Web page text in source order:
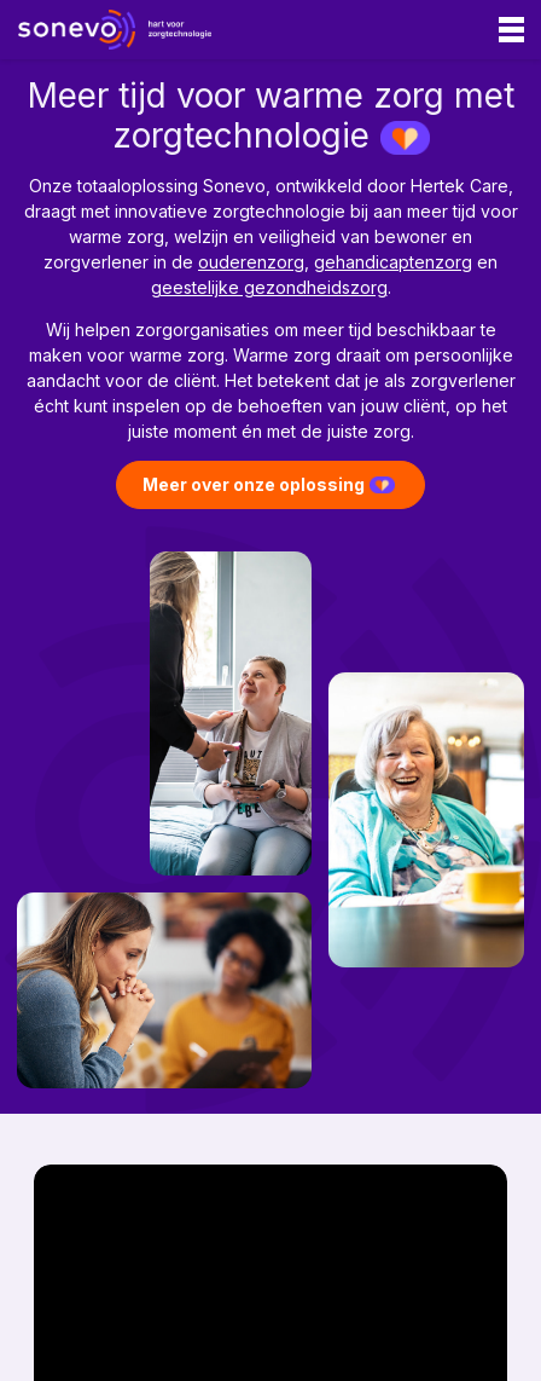
Contact
Over ons
Werken bij
Ouderenzorg
Gehandicaptenzorg
GGZ
Onze oplossing
Sonevo Touchpoints
Sonevo App
Sonevo Zorgcentrale
Sonevo Inzicht
Zorgalarmering
Persoonsbeveiliging
Leefstijlmonitoring
Stille ontruiming (NEN 2575-4)
Toegangsbeheer
Diensten
Consultancy
Kennis
Nieuws
Meer tijd voor warme zorg met
zorgtechnologie
Onze totaaloplossing Sonevo, ontwikkeld door Hertek Care,
draagt met innovatieve zorgtechnologie bij aan meer tijd voor
warme zorg, welzijn en veiligheid van bewoner en
zorgverlener in de ouderenzorg gehandicaptenzorg en
geestelijke gezondheidszorg.
Wij helpen zorgorganisaties om meer tijd beschikbaar te
maken voor warme zorg. Warme zorg draait om persoonlijke
aandacht voor de cliënt. Het betekent dat je als zorgverlener
écht kunt inspelen op de behoeften van jouw cliënt, op het
juiste moment én met de juiste zorg.
Meer over onze oplossing